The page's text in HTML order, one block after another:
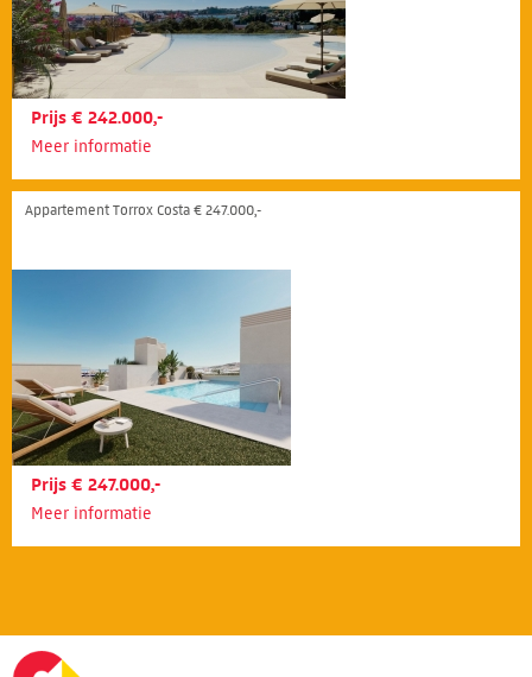
Prijs € 242.000,-
Meer informatie
Appartement Torrox Costa € 247.000,-
Prijs € 247.000,-
Meer informatie